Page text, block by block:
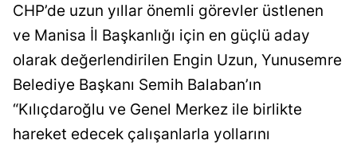
CHP’de uzun yıllar önemli görevler üstlenen
ve Manisa İl Başkanlığı için en güçlü aday
olarak değerlendirilen Engin Uzun, Yunusemre
Belediye Başkanı Semih Balaban’ın
“Kılıçdaroğlu ve Genel Merkez ile birlikte
hareket edecek çalışanlarla yollarını